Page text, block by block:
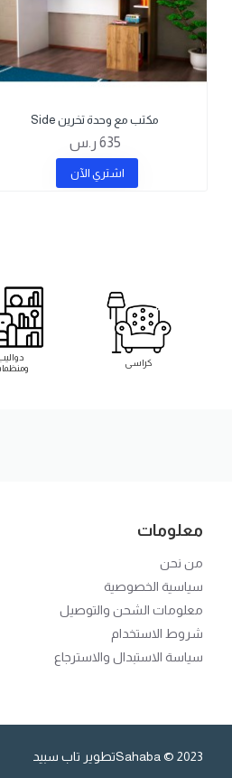
مكتب مع وحدة تخرين Side
635 ر.س
اشتري اﻵن
كراسى
معلومات
من نحن
سياسية الخصوصية
معلومات الشحن والتوصيل
شروط الاستخدام
سياسة الاستبدال والاسترجاع
2023 © Sahaba تطوير تاب سبيد